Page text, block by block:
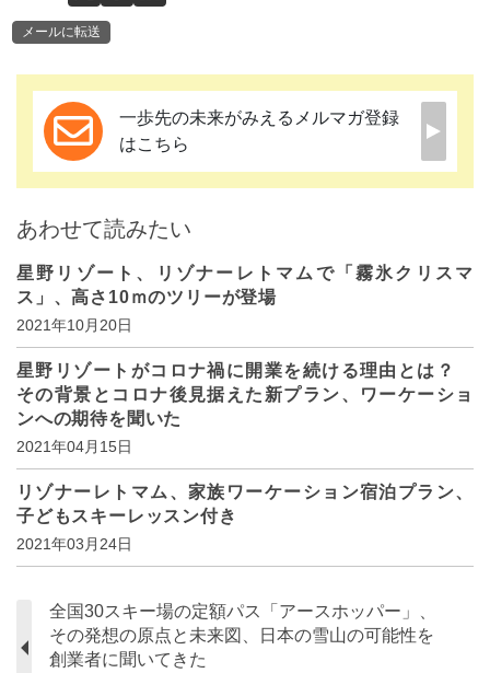
メールに転送
一歩先の未来がみえるメルマガ登録
はこちら
あわせて読みたい
星野リゾート、リゾナーレトマムで「霧氷クリスマ
ス」、高さ10ｍのツリーが登場
2021年10月20日
星野リゾートがコロナ禍に開業を続ける理由とは？
その背景とコロナ後見据えた新プラン、ワーケーショ
ンへの期待を聞いた
2021年04月15日
リゾナーレトマム、家族ワーケーション宿泊プラン、
子どもスキーレッスン付き
2021年03月24日
全国30スキー場の定額パス「アースホッパー」、
その発想の原点と未来図、日本の雪山の可能性を
創業者に聞いてきた